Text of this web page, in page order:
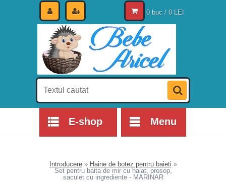
0 buc / 0 LEI
E-shop Menu
Introducere » Haine de botez pentru baieti »
Set pentru baita de mir cu halat, prosop,
saculet cu ingrediente - MARINAR